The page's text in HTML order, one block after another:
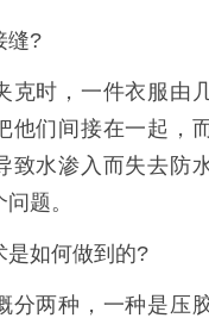
?
时，一件衣服由
他们间接在一起，
致水渗入而失去防
题。
如何做到的?
两种，一种是压